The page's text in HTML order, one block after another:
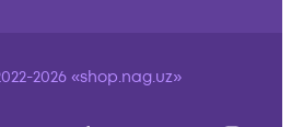
2026 «shop.nag.uz»